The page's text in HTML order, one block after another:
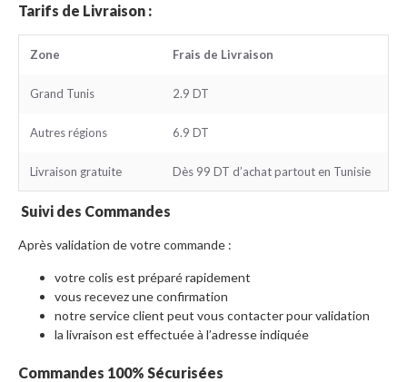
Tarifs de Livraison :
Zone Frais de Livraison
Grand Tunis 2.9 DT
Autres régions 6.9 DT
Livraison gratuite Dès 99 DT d’achat partout en Tunisie
Suivi des Commandes
Après validation de votre commande :
votre colis est préparé rapidement
vous recevez une confirmation
notre service client peut vous contacter pour validation
la livraison est effectuée à l’adresse indiquée
Commandes 100% Sécurisées